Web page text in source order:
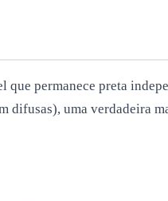
que permanece preta
difusas), uma